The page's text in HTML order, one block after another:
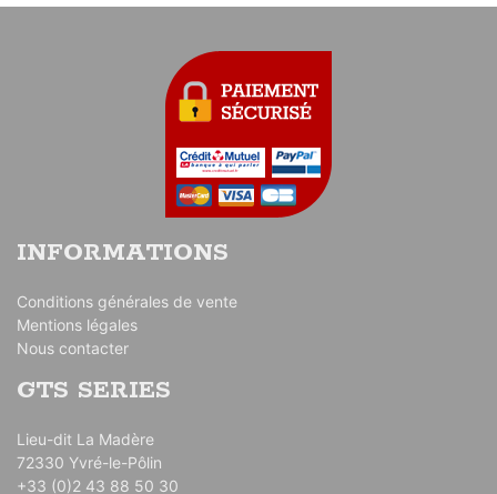
INFORMATIONS
Conditions générales de vente
Mentions légales
Nous contacter
GTS SERIES
Lieu-dit La Madère
72330 Yvré-le-Pôlin
+33 (0)2 43 88 50 30